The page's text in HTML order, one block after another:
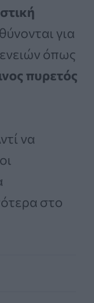
για
όπως
πυρετός
να
στο